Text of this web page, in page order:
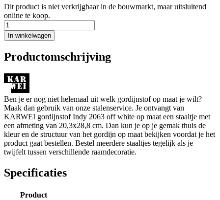
Dit product is niet verkrijgbaar in de bouwmarkt, maar uitsluitend
online te koop.
In winkelwagen
Productomschrijving
Ben je er nog niet helemaal uit welk gordijnstof op maat je wilt?
Maak dan gebruik van onze stalenservice. Je ontvangt van
KARWEI gordijnstof Indy 2063 off white op maat een staaltje met
een afmeting van 20,3x28,8 cm. Dan kun je op je gemak thuis de
kleur en de structuur van het gordijn op maat bekijken voordat je het
product gaat bestellen. Bestel meerdere staaltjes tegelijk als je
twijfelt tussen verschillende raamdecoratie.
Specificaties
Product